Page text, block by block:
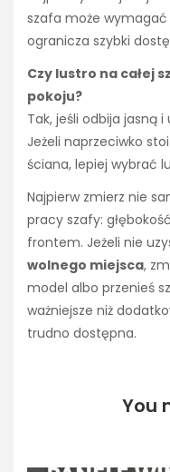
szafa może wymagać
ogranicza szybki
Czy lustro na całej
pokoju?
Tak, jeśli odbija jasną
Jeżeli naprzeciwko
ściana, lepiej wybrać
Najpierw zmierz nie
pracy szafy:
frontem. Jeżeli nie
wolnego miejsca,
model albo przenieś
ważniejsze niż
trudno dostępna.
You